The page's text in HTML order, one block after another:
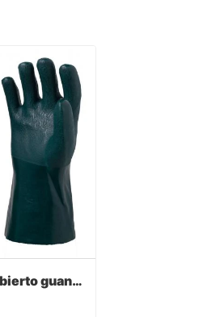
Verde PVC recubierto guantes acabado sandy